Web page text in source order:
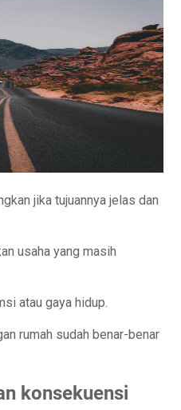
jika tujuannya jelas dan
usaha yang masih
atau gaya hidup.
rumah sudah benar-benar
konsekuensi